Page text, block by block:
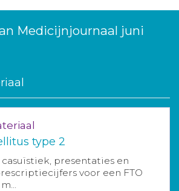
Medicijnjournaal juni
type 2
casuïstiek, presentaties en
voor een FTO